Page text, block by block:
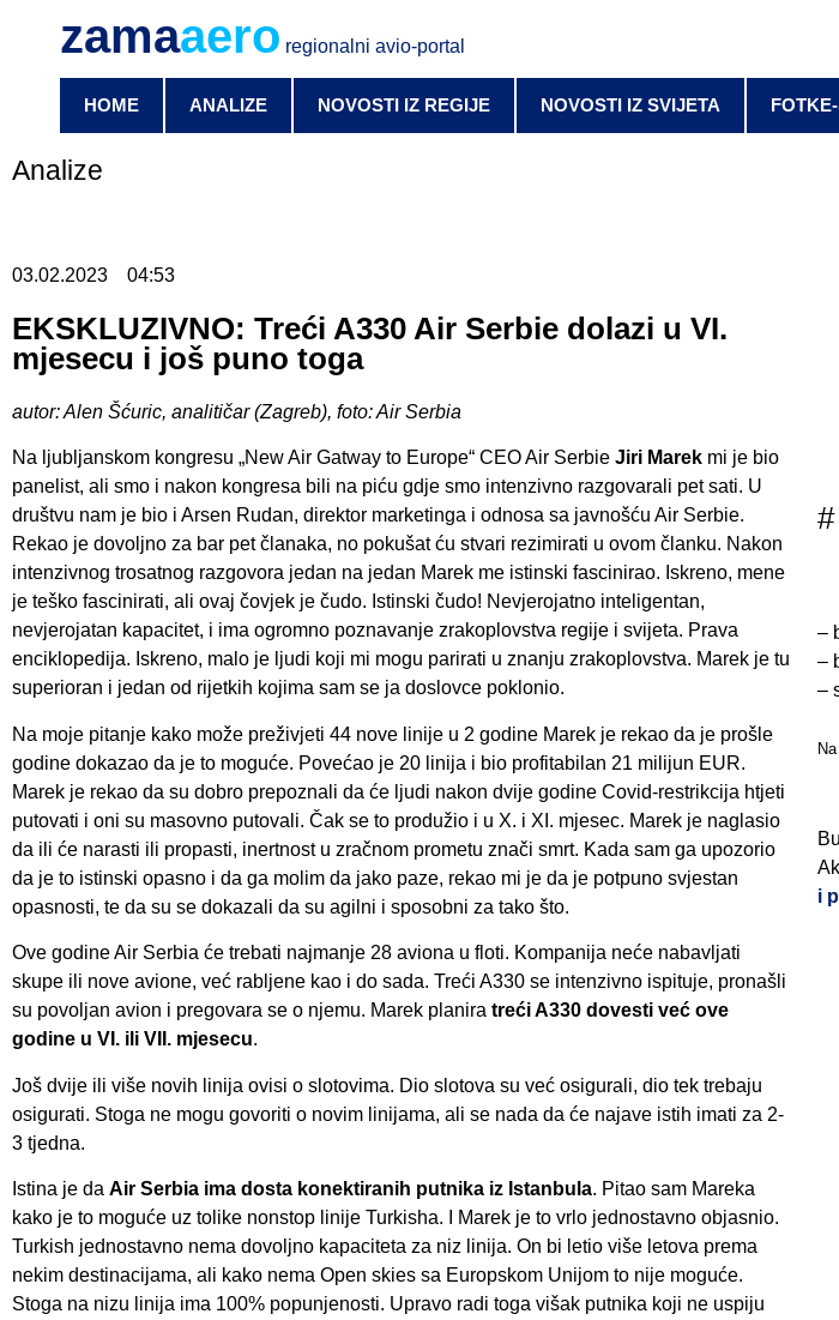
zamaaero regionalni avio-portal
HOME ANALIZE NOVOSTI IZ REGIJE NOVOSTI IZ SVIJETA
Analize
03.02.2023 04:53
EKSKLUZIVNO: Treći A330 Air Serbie dolazi u VI.
mjesecu i još puno toga
autor: Alen Šćuric, analitičar (Zagreb), foto: Air Serbia
Na ljubljanskom kongresu „New Air Gatway to Europe“ CEO Air Serbie Jiri Marek mi je bio
panelist, ali smo i nakon kongresa bili na piću gdje smo intenzivno razgovarali pet sati. U
društvu nam je bio i Arsen Rudan, direktor marketinga i odnosa sa javnošću Air Serbie.
Rekao je dovoljno za bar pet članaka, no pokušat ću stvari rezimirati u ovom članku. Nakon
intenzivnog trosatnog razgovora jedan na jedan Marek me istinski fascinirao. Iskreno, mene
je teško fascinirati, ali ovaj čovjek je čudo. Istinski čudo! Nevjerojatno inteligentan,
nevjerojatan kapacitet, i ima ogromno poznavanje zrakoplovstva regije i svijeta. Prava
enciklopedija. Iskreno, malo je ljudi koji mi mogu parirati u znanju zrakoplovstva. Marek je tu
superioran i jedan od rijetkih kojima sam se ja doslovce poklonio.
Na moje pitanje kako može preživjeti 44 nove linije u 2 godine Marek je rekao da je prošle
godine dokazao da je to moguće. Povećao je 20 linija i bio profitabilan 21 milijun EUR.
Marek je rekao da su dobro prepoznali da će ljudi nakon dvije godine Covid-restrikcija htjeti
putovati i oni su masovno putovali. Čak se to produžio i u X. i XI. mjesec. Marek je naglasio
da ili će narasti ili propasti, inertnost u zračnom prometu znači smrt. Kada sam ga upozorio
da je to istinski opasno i da ga molim da jako paze, rekao mi je da je potpuno svjestan
opasnosti, te da su se dokazali da su agilni i sposobni za tako što.
Ove godine Air Serbia će trebati najmanje 28 aviona u floti. Kompanija neće nabavljati
skupe ili nove avione, već rabljene kao i do sada. Treći A330 se intenzivno ispituje, pronašli
su povoljan avion i pregovara se o njemu. Marek planira treći A330 dovesti već ove
godine u VI. ili VII. mjesecu.
Još dvije ili više novih linija ovisi o slotovima. Dio slotova su već osigurali, dio tek trebaju
osigurati. Stoga ne mogu govoriti o novim linijama, ali se nada da će najave istih imati za 2-
3 tjedna.
Istina je da Air Serbia ima dosta konektiranih putnika iz Istanbula. Pitao sam Mareka
kako je to moguće uz tolike nonstop linije Turkisha. I Marek je to vrlo jednostavno objasnio.
Turkish jednostavno nema dovoljno kapaciteta za niz linija. On bi letio više letova prema
nekim destinacijama, ali kako nema Open skies sa Europskom Unijom to nije moguće.
Stoga na nizu linija ima 100% popunjenosti. Upravo radi toga višak putnika koji ne uspiju
–
–
–
i